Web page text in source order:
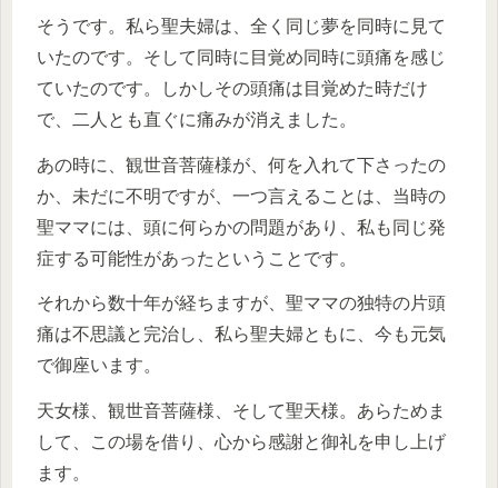
そうです。私ら聖夫婦は、全く同じ夢を同時に見て
いたのです。そして同時に目覚め同時に頭痛を感じ
ていたのです。しかしその頭痛は目覚めた時だけ
で、二人とも直ぐに痛みが消えました。
あの時に、観世音菩薩様が、何を入れて下さったの
か、未だに不明ですが、一つ言えることは、当時の
聖ママには、頭に何らかの問題があり、私も同じ発
症する可能性があったということです。
それから数十年が経ちますが、聖ママの独特の片頭
痛は不思議と完治し、私ら聖夫婦ともに、今も元気
で御座います。
天女様、観世音菩薩様、そして聖天様。あらためま
して、この場を借り、心から感謝と御礼を申し上げ
ます。